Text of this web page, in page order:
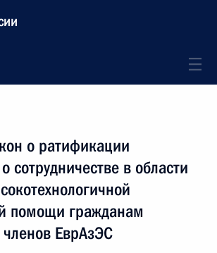
о ратификации
сотрудничестве в области
помощи гражданам
членов ЕврАзЭС